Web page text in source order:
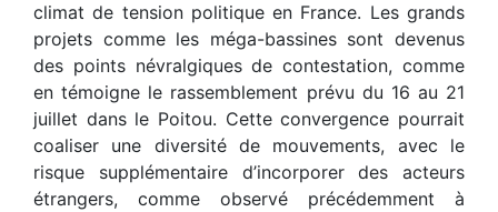
climat de tension politique en France. Les grands
projets comme les méga-bassines sont devenus
des points névralgiques de contestation, comme
en témoigne le rassemblement prévu du 16 au 21
juillet dans le Poitou. Cette convergence pourrait
coaliser une diversité de mouvements, avec le
risque supplémentaire d’incorporer des acteurs
étrangers, comme observé précédemment à